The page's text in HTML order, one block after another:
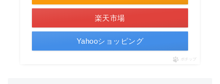
楽天市場
Yahooショッピング
ポチップ